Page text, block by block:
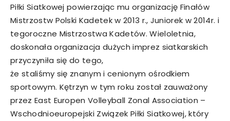
Piłki Siatkowej powierzając mu organizację Finałów
Mistrzostw Polski Kadetek w 2013 r., Juniorek w 2014r. i
tegoroczne Mistrzostwa Kadetów. Wieloletnia,
doskonała organizacja dużych imprez siatkarskich
przyczyniła się do tego,
że staliśmy się znanym i cenionym ośrodkiem
sportowym. Kętrzyn w tym roku został zauważony
przez East Europen Volleyball Zonal Association –
Wschodnioeuropejski Związek Piłki Siatkowej, który